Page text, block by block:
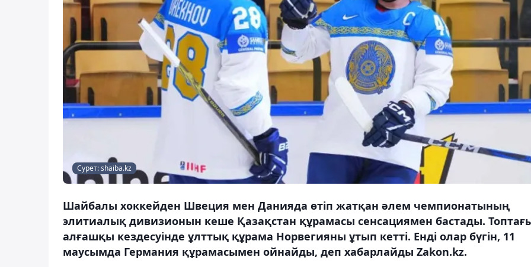
Сурет: shaiba.kz
Шайбалы хоккейден Швеция мен Данияда өтіп жатқан әлем чемпионатының
элитиалық дивизионын кеше Қазақстан құрамасы сенсациямен бастады.
алғашқы кездесуінде ұлттық құрама Норвегияны ұтып кетті. Енді олар бүгін, 11
маусымда Германия құрамасымен ойнайды, деп хабарлайды Zakon.kz.